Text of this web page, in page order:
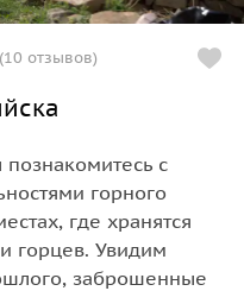
(10 отзывов)
с
горного
где хранятся
горцев. Увидим
заброшенные